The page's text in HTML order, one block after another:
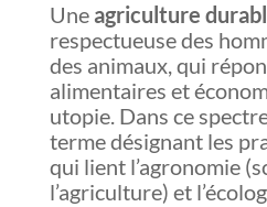
Une agriculture
respectueuse des
des animaux, qui
alimentaires et
utopie. Dans ce
terme désignant les
qui lient l’agronomie
l’agriculture) et